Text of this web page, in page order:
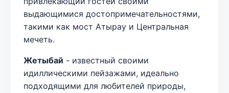
выдающимися достопримечательностями,
такими как мост Атырау и Центральная
мечеть.
Жетыбай - известный своими
идиллическими пейзажами, идеально
подходящими для любителей природы,